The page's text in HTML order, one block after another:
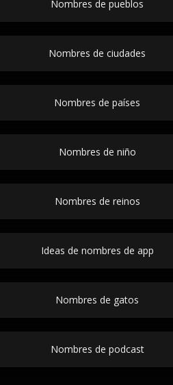
Nombres de pueblos
Nombres de ciudades
Nombres de países
Nombres de niño
Nombres de reinos
Ideas de nombres de app
Nombres de gatos
Nombres de podcast